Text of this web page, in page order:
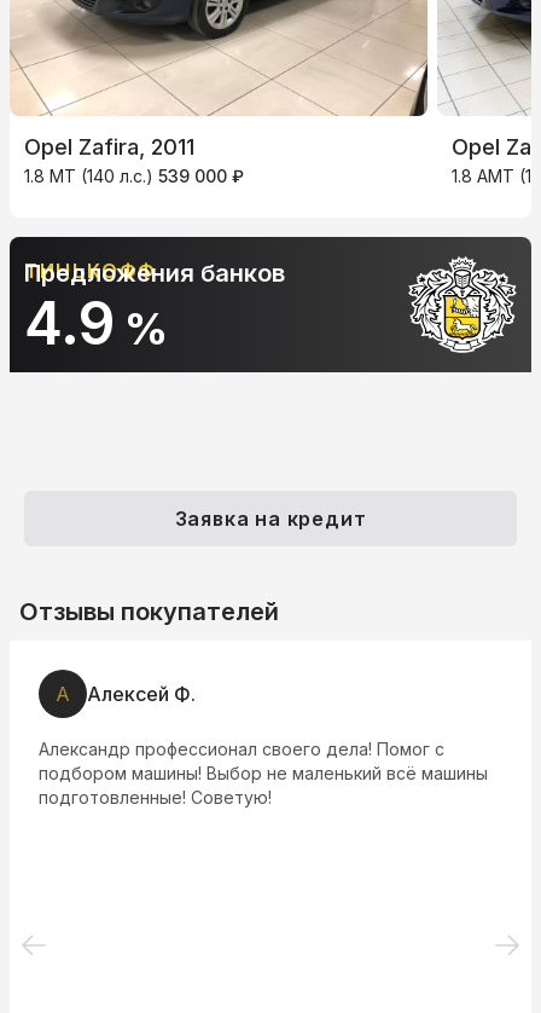
Opel Zafira, 2011
1.8 MT (140 л.с.) 539 000 ₽
Opel
1.8 AMT
АЛЬФА-БАНК
10.9%
Предложения банков
Заявка на кредит
Отзывы покупателей
А Алексей Ф.
Александр профессионал своего дела! Помог с
подбором машины! Выбор не маленький всё машины
подготовленные! Советую!